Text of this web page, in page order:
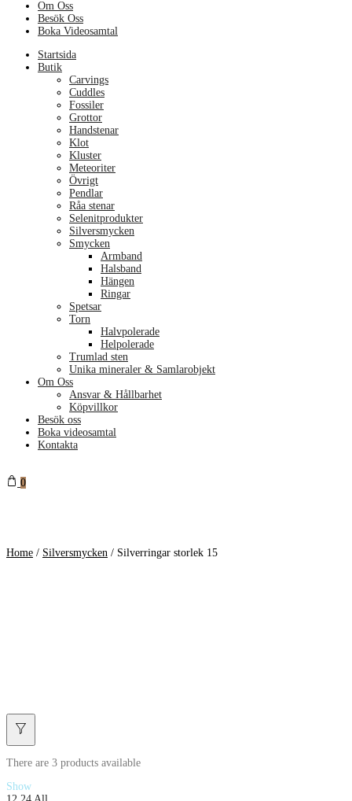
Om Oss
Besök Oss
Boka Videosamtal
Menu
Startsida
Butik
Carvings
Cuddles
Fossiler
Grottor
Handstenar
Klot
Kluster
Meteoriter
Övrigt
Pendlar
Råa stenar
Selenitprodukter
Silversmycken
Smycken
Armband
Halsband
Hängen
Ringar
Spetsar
Torn
Halvpolerade
Helpolerade
Trumlad sten
Unika mineraler & Samlarobjekt
Om Oss
Ansvar & Hållbarhet
Köpvillkor
Besök oss
Boka videosamtal
Kontakta
0
Home / Silversmycken / Silverringar storlek 15
There are 3 products available
Show